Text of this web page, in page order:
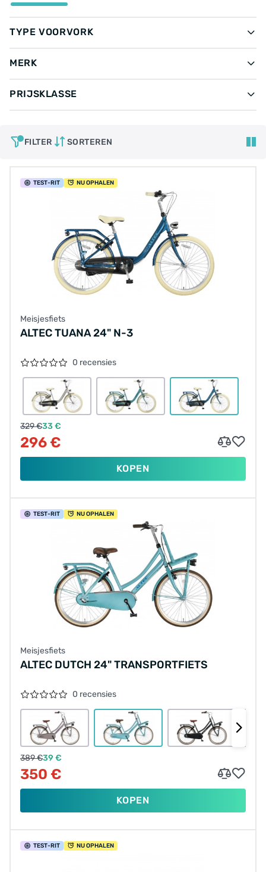
TYPE VOORVORK
MERK
PRIJSKLASSE
FILTER SORTEREN
TEST-RIT NU OPHALEN
Meisjesfiets
ALTEC TUANA 24" N-3
0 recensies
329 €33 €
296 €
KOPEN
TEST-RIT NU OPHALEN
Meisjesfiets
ALTEC DUTCH 24" TRANSPORTFIETS
0 recensies
389 €39 €
350 €
KOPEN
TEST-RIT NU OPHALEN